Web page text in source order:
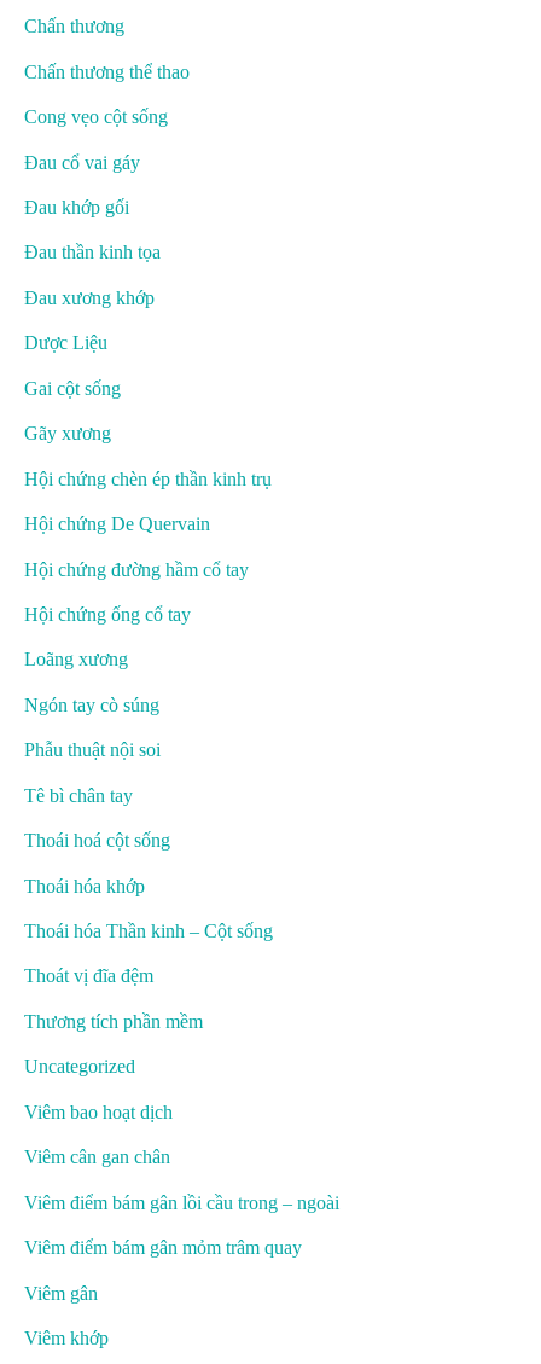
Chấn thương
Chấn thương thể thao
Cong vẹo cột sống
Đau cổ vai gáy
Đau khớp gối
Đau thần kinh tọa
Đau xương khớp
Dược Liệu
Gai cột sống
Gãy xương
Hội chứng chèn ép thần kinh trụ
Hội chứng De Quervain
Hội chứng đường hầm cổ tay
Hội chứng ống cổ tay
Loãng xương
Ngón tay cò súng
Phẫu thuật nội soi
Tê bì chân tay
Thoái hoá cột sống
Thoái hóa khớp
Thoái hóa Thần kinh – Cột sống
Thoát vị đĩa đệm
Thương tích phần mềm
Uncategorized
Viêm bao hoạt dịch
Viêm cân gan chân
Viêm điểm bám gân lồi cầu trong – ngoài
Viêm điểm bám gân mỏm trâm quay
Viêm gân
Viêm khớp